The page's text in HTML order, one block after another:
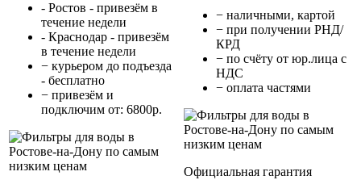
- Ростов - привезём в
течение недели
- Краснодар - привезём
в течение недели
− курьером до подъезда
- бесплатно
− привезём и
подключим от: 6800р.
− наличными, картой
− при получении РНД/
КРД
− по счёту от юр.лица с
НДС
− оплата частями
Официальная гарантия